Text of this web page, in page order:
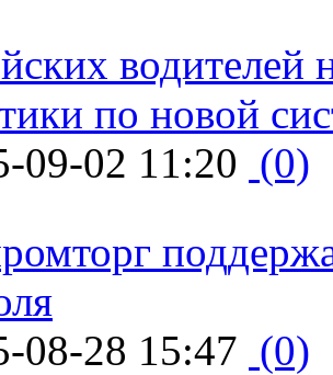
водителей
по новой
09-02 11:20 (0)
08-28 15:47 (0)